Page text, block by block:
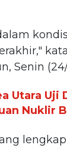
Senin
Utara Uji
Nuklir